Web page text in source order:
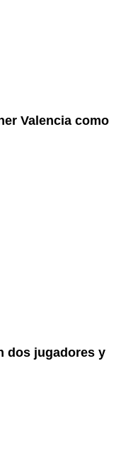
Valencia como
dos jugadores y